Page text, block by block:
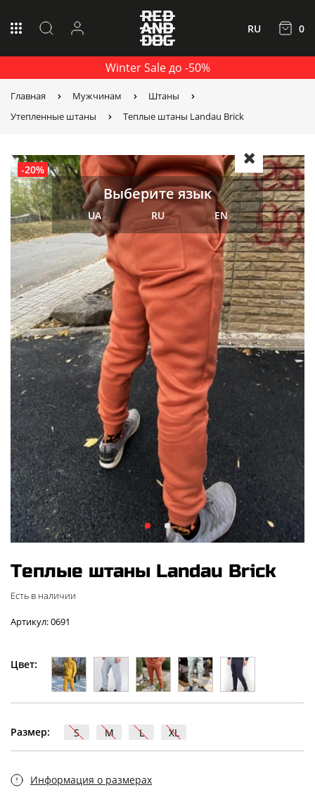
Winter Sale до -50%
RU 0
Главная Мужчинам
Штаны
Утепленные штаны
Теплые штаны Landau Brick
-20%
Теплые штаны Landau Brick
Есть в наличии
Артикул: 0691
Цвет:
Размер: S M L XL
Информация о размерах
Выберите язык
UA RU EN